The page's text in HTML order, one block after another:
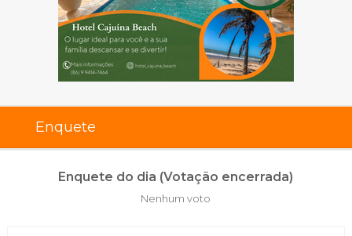
Enquete
Enquete do dia (Votação encerrada)
Nenhum voto